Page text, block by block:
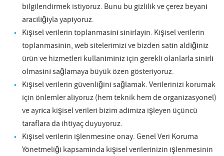
bilgilendirmek istiyoruz. Bunu bu gizlilik ve çerez beyanı
aracılığıyla yapıyoruz.
Kişisel verilerin toplanmasını sınırlayın. Kişisel verilerin
toplanmasının, web sitelerimizi ve bizden satın aldığınız
ürün ve hizmetleri kullanımınız için gerekli olanlarla sınırlı
olmasını sağlamaya büyük özen gösteriyoruz.
Kişisel verilerin güvenliğini sağlamak. Verilerinizi korumak
için önlemler alıyoruz (hem teknik hem de organizasyonel)
ve ayrıca kişisel verileri bizim adımıza işleyen üçüncü
taraflara da ihtiyaç duyuyoruz.
Kişisel verilerin işlenmesine onay. Genel Veri Koruma
Yönetmeliği kapsamında kişisel verilerinizin işlenmesinin